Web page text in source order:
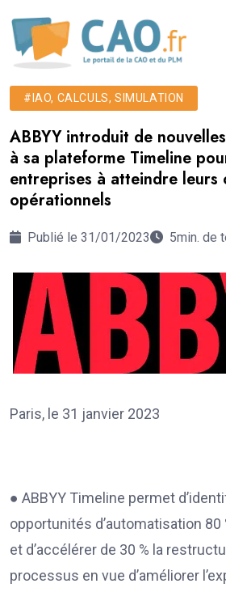
#IAO, CALCULS, SIMULATION
ABBYY introduit de
à sa plateforme Timeline
entreprises à atteindre leurs
opérationnels
Publié le 31/01/2023 5min. de
Paris, le 31 janvier 2023
● ABBYY Timeline permet
opportunités d’automatisation
et d’accélérer de 30 % la
processus en vue d’améliorer